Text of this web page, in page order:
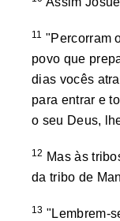
11 "Percorram
povo que
dias vocês
para entrar e
o seu Deus,
12 Mas às
da tribo de
13 "Lembrem-